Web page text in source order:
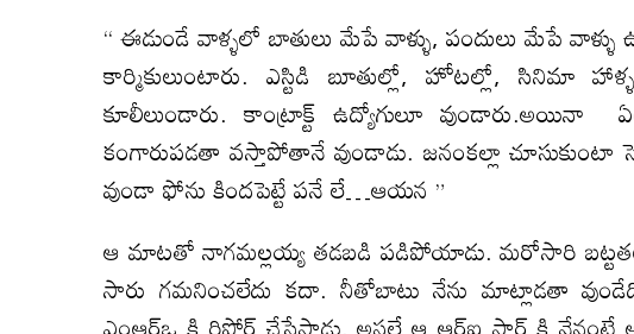
“ ఈడుండే వాళ్ళలో బాతులు మేపే వాళ్ళు, పందులు మేపే వాళ్ళు
కార్మికులుంటారు. ఎస్టిడి బూతుల్లో, హోటల్లో, సినిమా
కూలీలుండారు. కాంట్రాక్ట్ ఉద్యోగులూ
కంగారుపడతా వస్తాపోతానే వుండాడు. జనంకల్లా చూసుకుంటా
వుండా ఫోను కిందపెట్టే పనే లే…ఆయన ”
ఆ మాటతో నాగమల్లయ్య తడబడి పడిపోయాడు. మరోసారి బట్టతల
సారు గమనించలేదు కదా. నీతోబాటు నేను మాట్లాడతా